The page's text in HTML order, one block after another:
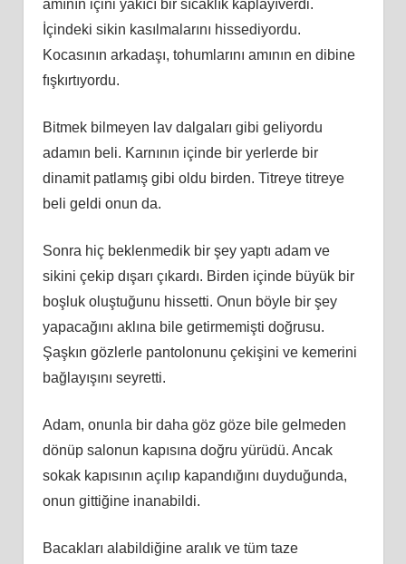
amının içini yakıcı bir sıcaklık kaplayıverdi.
İçindeki sikin kasılmalarını hissediyordu.
Kocasının arkadaşı, tohumlarını amının en dibine
fışkırtıyordu.
Bitmek bilmeyen lav dalgaları gibi geliyordu
adamın beli. Karnının içinde bir yerlerde bir
dinamit patlamış gibi oldu birden. Titreye titreye
beli geldi onun da.
Sonra hiç beklenmedik bir şey yaptı adam ve
sikini çekip dışarı çıkardı. Birden içinde büyük bir
boşluk oluştuğunu hissetti. Onun böyle bir şey
yapacağını aklına bile getirmemişti doğrusu.
Şaşkın gözlerle pantolonunu çekişini ve kemerini
bağlayışını seyretti.
Adam, onunla bir daha göz göze bile gelmeden
dönüp salonun kapısına doğru yürüdü. Ancak
sokak kapısının açılıp kapandığını duyduğunda,
onun gittiğine inanabildi.
Bacakları alabildiğine aralık ve tüm taze